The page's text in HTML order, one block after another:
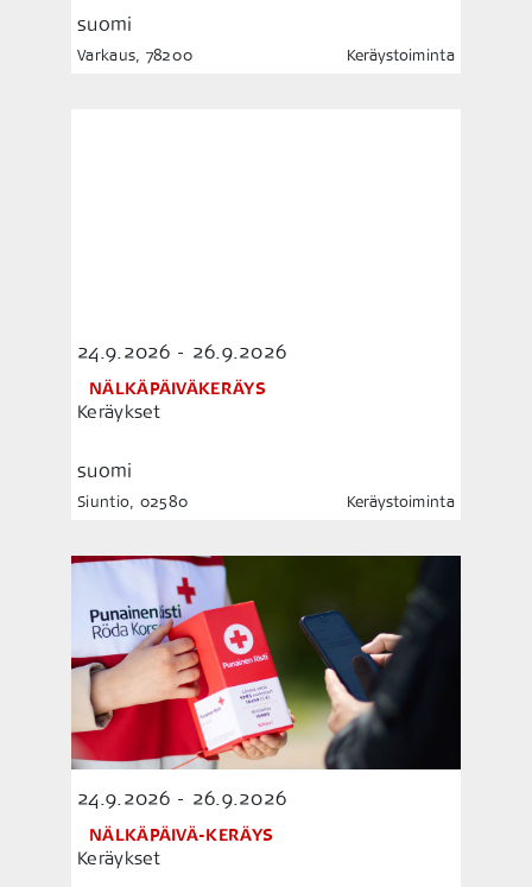
suomi
Varkaus, 78200 Keräystoiminta
24.9.2026 - 26.9.2026
NÄLKÄPÄIVÄKERÄYS
Keräykset
suomi
Siuntio, 02580 Keräystoiminta
24.9.2026 - 26.9.2026
NÄLKÄPÄIVÄ-KERÄYS
Keräykset